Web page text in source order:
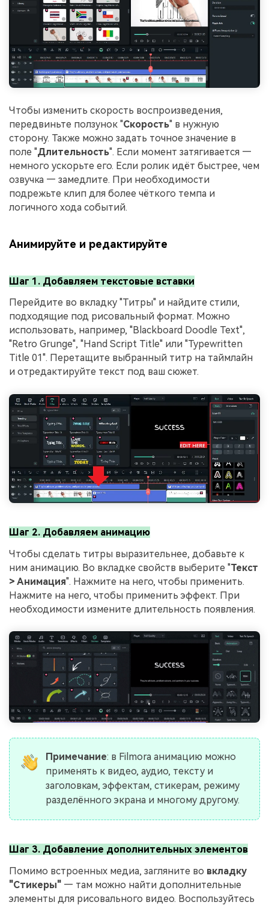
Чтобы изменить скорость воспроизведения,
передвиньте ползунок "Скорость" в нужную
сторону. Также можно задать точное значение в
поле "Длительность". Если момент затягивается —
немного ускорьте его. Если ролик идёт быстрее, чем
озвучка — замедлите. При необходимости
подрежьте клип для более чёткого темпа и
логичного хода событий.
Анимируйте и редактируйте
Шаг 1. Добавляем текстовые вставки
Перейдите во вкладку "Титры" и найдите стили,
подходящие под рисовальный формат. Можно
использовать, например, "Blackboard Doodle Text",
"Retro Grunge", "Hand Script Title" или "Typewritten
Title 01". Перетащите выбранный титр на таймлайн
и отредактируйте текст под ваш сюжет.
Шаг 2. Добавляем анимацию
Чтобы сделать титры выразительнее, добавьте к
ним анимацию. Во вкладке свойств выберите "Текст
> Анимация". Нажмите на него, чтобы применить.
Нажмите на него, чтобы применить эффект. При
необходимости измените длительность появления.
Примечание: в Filmora анимацию можно
применять к видео, аудио, тексту и
заголовкам, эффектам, стикерам, режиму
разделённого экрана и многому другому.
Шаг 3. Добавление дополнительных элементов
Помимо встроенных медиа, загляните во вкладку
"Стикеры" — там можно найти дополнительные
элементы для рисовального видео. Воспользуйтесь